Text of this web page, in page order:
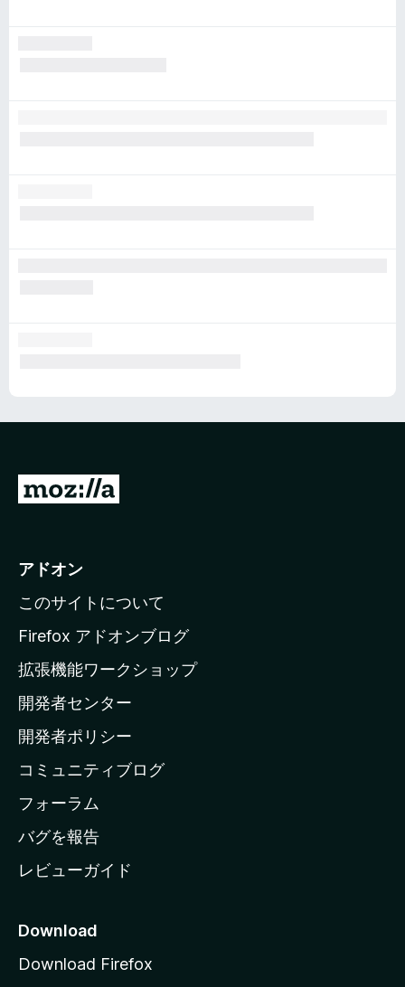
M
i
l
a
ホ
ー
ム
ー
ジ
へ
アドオン
このサイトについて
Firefox アドオンブログ
拡張機能ワークショップ
開発者センター
開発者ポリシー
コミュニティブログ
フォーラム
バグを報告
レビューガイド
Download
Download Firefox